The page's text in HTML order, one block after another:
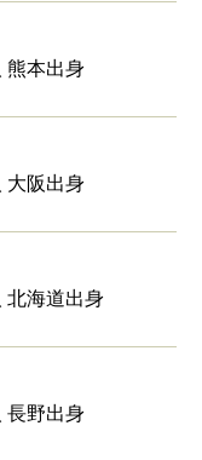
熊本出身
大阪出身
北海道出身
長野出身